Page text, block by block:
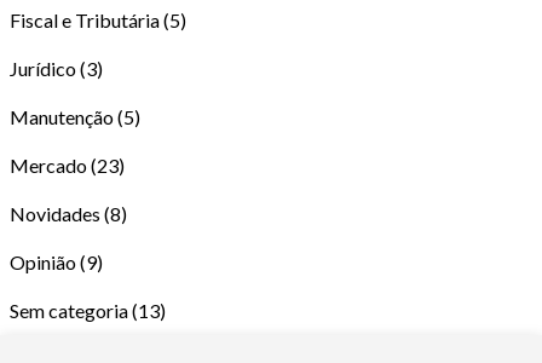
Tamanho do texto
Para aumentar ou diminuir a fonte em nosso site, utilize os
teclado.
Fiscal e Tributária(5)
Jurídico(3)
Manutenção(5)
Mercado(23)
Novidades (8)
Opinião(9)
Sem categoria(13)